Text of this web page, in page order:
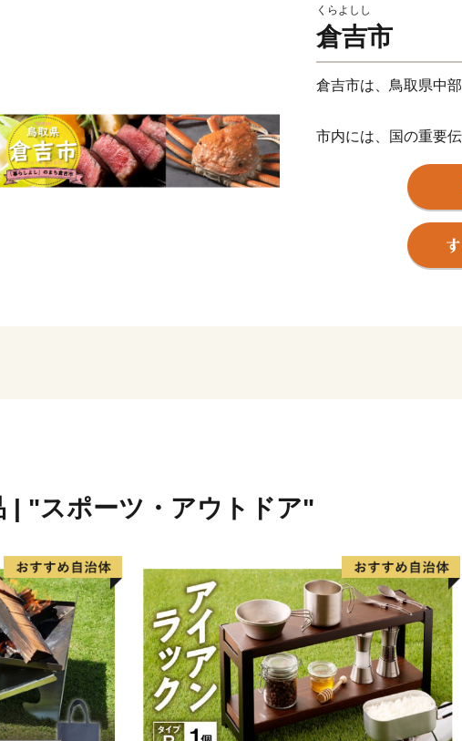
くらよしし
倉吉市
倉吉市は、鳥取県中
市内には、国の重要
玉川地区（通称：白
に建てられた町家や
黒い焼き杉板の腰板
す。その落ち着いた
日本の原風景ともい
な伏流水などの恵ま
イン酸」を豊富に含
倉吉市のふるさと納
者のこだわりの逸品
「くらしよし」のま
ります。
| "スポーツ・アウトドア"